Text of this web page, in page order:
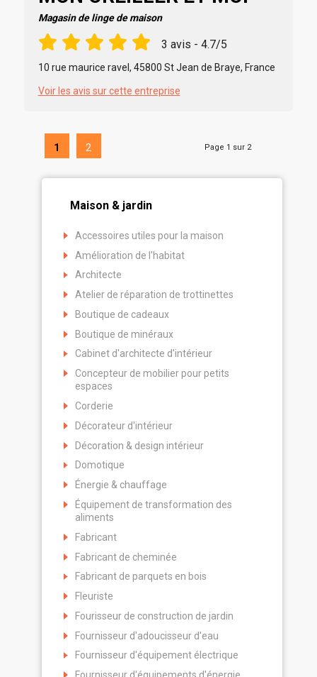
Magasin de linge de maison
3 avis - 4.7/5
10 rue maurice ravel, 45800 St Jean de Braye, France
Voir les avis sur cette entreprise
Page 1 sur 2
1 2
Maison & jardin
Accessoires utiles pour la maison
Amélioration de l'habitat
Architecte
Atelier de réparation de trottinettes
Boutique de cadeaux
Boutique de minéraux
Cabinet d'architecte d'intérieur
Concepteur de mobilier pour petits
espaces
Corderie
Décorateur d'intérieur
Décoration & design intérieur
Domotique
Énergie & chauffage
Équipement de transformation des
aliments
Fabricant
Fabricant de cheminée
Fabricant de parquets en bois
Fleuriste
Fourisseur de construction de jardin
Fournisseur d'adoucisseur d'eau
Fournisseur d'équipement électrique